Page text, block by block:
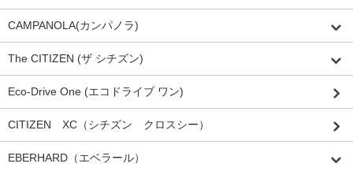
CAMPANOLA(カンパノラ)
The CITIZEN (ザ シチズン)
Eco-Drive One (エコドライブ ワン)
CITIZEN XC（シチズン クロスシー）
EBERHARD（エベラール）